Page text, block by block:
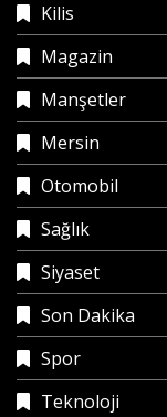
Kilis
Magazin
Manşetler
Mersin
Otomobil
Sağlık
Siyaset
Son Dakika
Spor
Teknoloji